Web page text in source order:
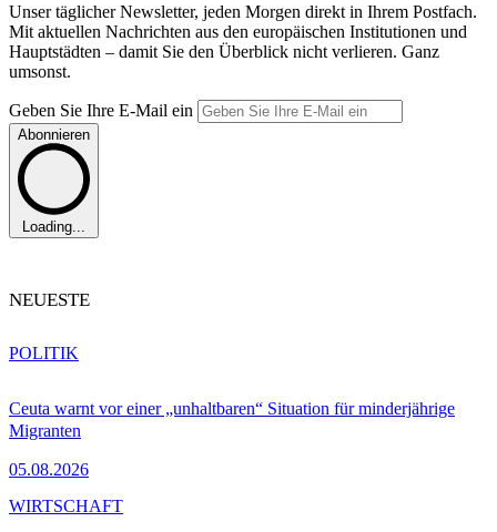
Unser täglicher Newsletter, jeden Morgen direkt in Ihrem Postfach.
Mit aktuellen Nachrichten aus den europäischen Institutionen und
Hauptstädten – damit Sie den Überblick nicht verlieren. Ganz
umsonst.
Geben Sie Ihre E-Mail ein
Abonnieren
Loading...
NEUESTE
Ceuta warnt vor einer „unhaltbaren“ Situation für minderjährige
Migranten
05.08.2026
POLITIK
WIRTSCHAFT